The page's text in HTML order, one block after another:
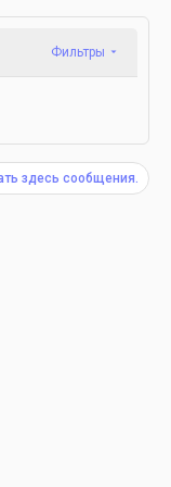
Фильтры
здесь сообщения.